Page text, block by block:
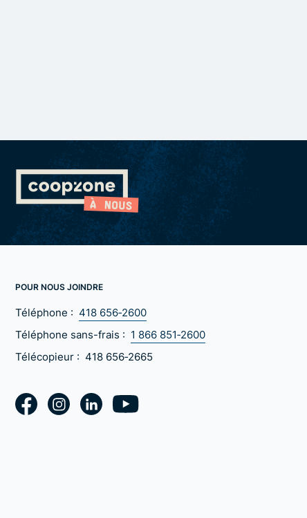
POUR NOUS JOINDRE
Téléphone : 418 656‑2600
Téléphone sans-frais : 1 866 851‑2600
Télécopieur : 418 656‑2665